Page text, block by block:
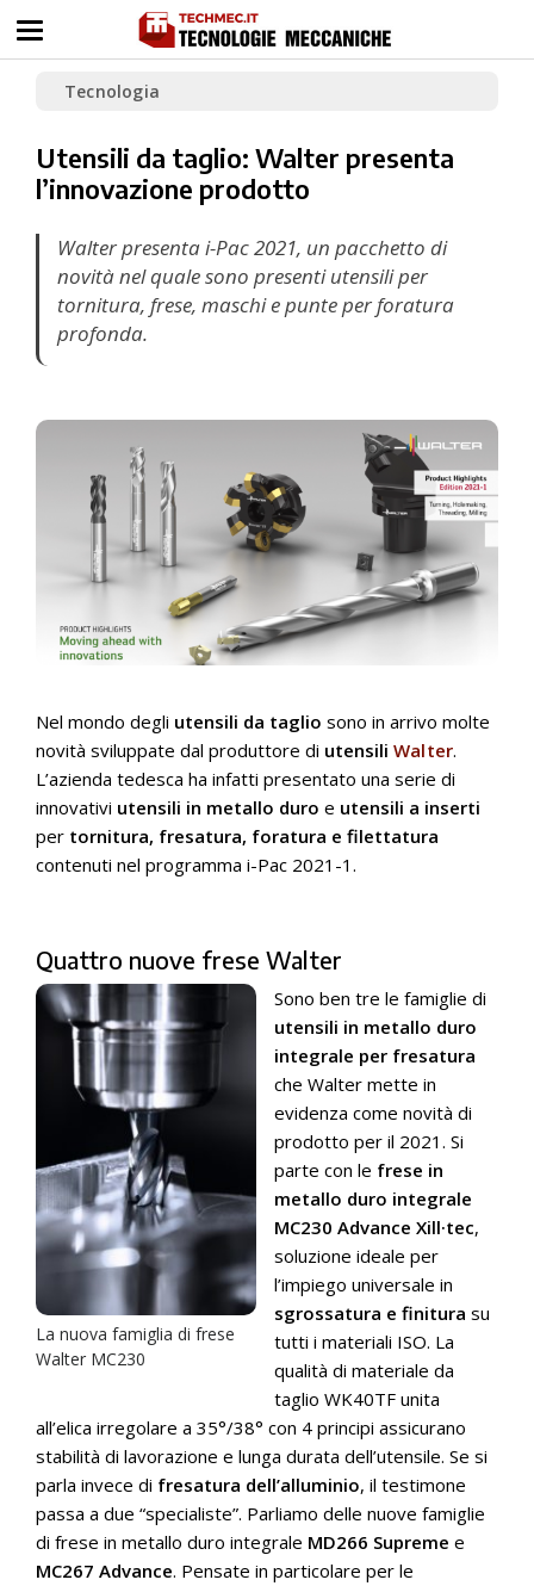
Tecnologia
Utensili da taglio: Walter presenta
l’innovazione prodotto
Walter presenta i-Pac 2021, un pacchetto di
novità nel quale sono presenti utensili per
tornitura, frese, maschi e punte per foratura
profonda.
Nel mondo degli utensili da taglio sono in arrivo molte
novità sviluppate dal produttore di utensili Walter.
L’azienda tedesca ha infatti presentato una serie di
innovativi utensili in metallo duro e utensili a inserti
per tornitura, fresatura, foratura e filettatura
contenuti nel programma i-Pac 2021-1.
Quattro nuove frese Walter
La nuova famiglia di frese
Walter MC230
Sono ben tre le famiglie di
utensili in metallo duro
integrale per fresatura
che Walter mette in
evidenza come novità di
prodotto per il 2021. Si
parte con le frese in
metallo duro integrale
MC230 Advance Xill·tec,
soluzione ideale per
l’impiego universale in
sgrossatura e finitura su
tutti i materiali ISO. La
qualità di materiale da
taglio WK40TF unita
all’elica irregolare a 35°/38° con 4 principi assicurano
stabilità di lavorazione e lunga durata dell’utensile. Se si
parla invece di fresatura dell’alluminio, il testimone
passa a due “specialiste”. Parliamo delle nuove famiglie
di frese in metallo duro integrale MD266 Supreme e
MC267 Advance. Pensate in particolare per le